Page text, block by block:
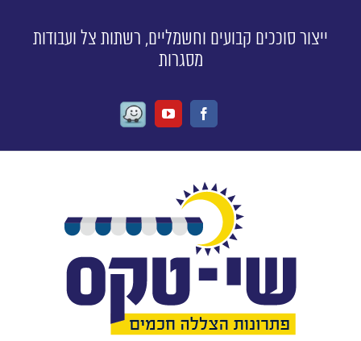
ייצור סוככים קבועים וחשמליים, רשתות צל ועבודות
מסגרות
Facebook
Youtube
Waze